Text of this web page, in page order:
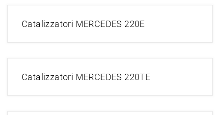
Catalizzatori MERCEDES 220E
Catalizzatori MERCEDES 220TE